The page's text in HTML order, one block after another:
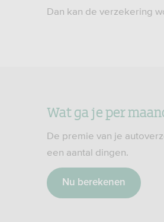
Dan kan de verzekering
Wat ga je per
De premie van je
een aantal dingen.
Nu berekenen